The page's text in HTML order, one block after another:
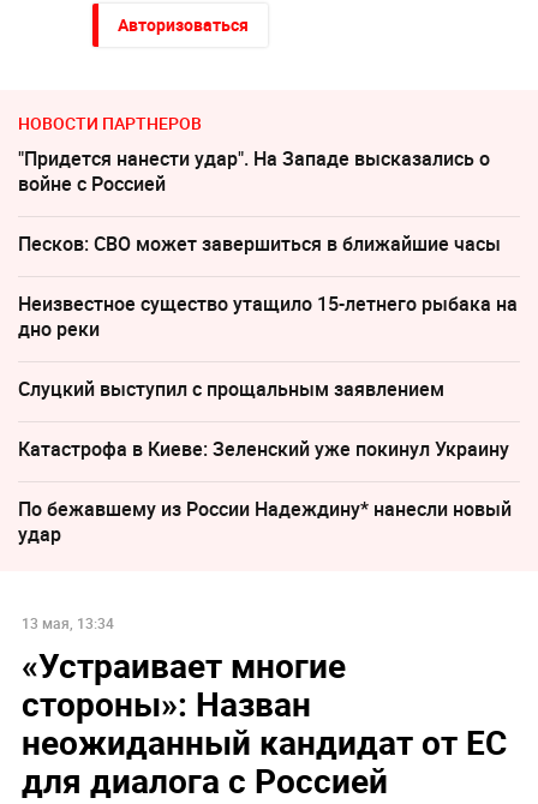
Авторизоваться
НОВОСТИ ПАРТНЕРОВ
"Придется нанести удар". На Западе высказались о
войне с Россией
Песков: СВО может завершиться в ближайшие часы
Неизвестное существо утащило 15-летнего рыбака на
дно реки
Слуцкий выступил с прощальным заявлением
Катастрофа в Киеве: Зеленский уже покинул Украину
По бежавшему из России Надеждину* нанесли новый
удар
13 мая, 13:34
«Устраивает многие
стороны»: Назван
неожиданный кандидат от ЕС
для диалога с Россией